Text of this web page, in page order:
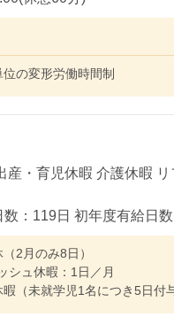
の変形労働時間制
産・育児休暇 介護休暇
：119日 初年度有給日数
2月のみ8日）
シュ休暇：1日／月
（未就学児1名につき5日付与